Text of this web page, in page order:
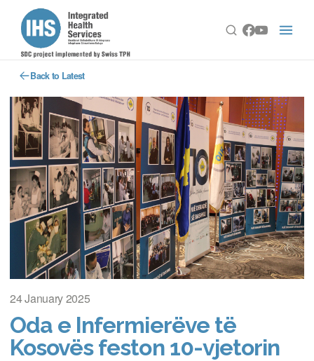
Back to Latest
24 January 2025
Oda e Infermierëve të
Kosovës feston 10-vjetorin